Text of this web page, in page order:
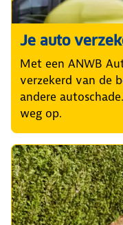
Je auto
Met een ANWB
verzekerd van de
andere
weg op.